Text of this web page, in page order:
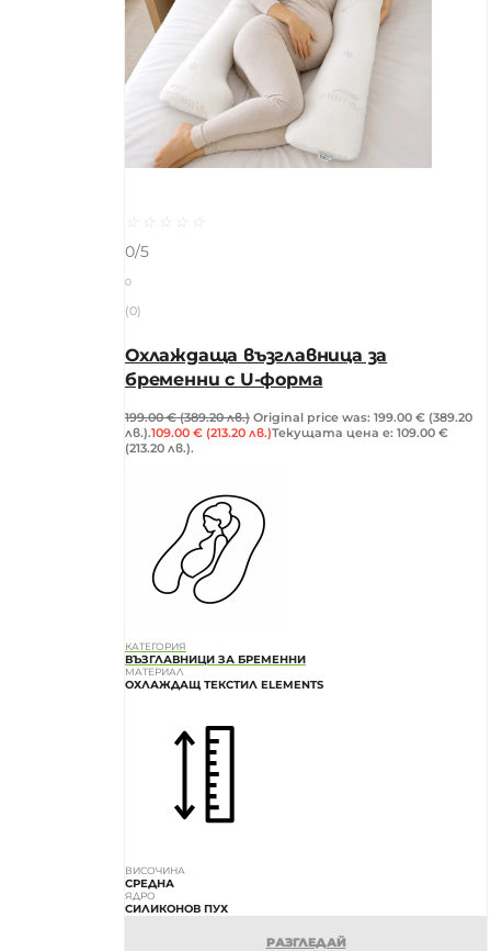
☆ ☆ ☆ ☆
☆
0/5
0
(0)
Охлаждаща възглавница за
бременни с U-форма
199.00€ (389.20 лв.) Original price was: 199.00 € (389.20
лв.).109.00 € (213.20 лв.)Текущата цена е: 109.00 €
(213.20 лв.).
КАТЕГОРИЯ
ВЪЗГЛАВНИЦИ ЗА БРЕМЕННИ
МАТЕРИАЛ
ОХЛАЖДАЩ ТЕКСТИЛ ELEMENTS
ВИСОЧИНА
СРЕДНА
ЯДРО
СИЛИКОНОВ ПУХ
РАЗГЛЕДАЙ